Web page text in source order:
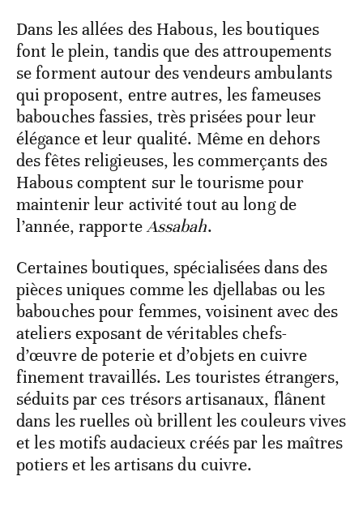
Dans les allées des Habous, les boutiques
font le plein, tandis que des attroupements
se forment autour des vendeurs ambulants
qui proposent, entre autres, les fameuses
babouches fassies, très prisées pour leur
élégance et leur qualité. Même en dehors
des fêtes religieuses, les commerçants des
Habous comptent sur le tourisme pour
maintenir leur activité tout au long de
l’année, rapporteAssabah.
Certaines boutiques, spécialisées dans des
pièces uniques comme les djellabas ou les
babouches pour femmes, voisinent avec des
ateliers exposant de véritables chefs-
d’œuvre de poterie et d’objets en cuivre
finement travaillés. Les touristes étrangers,
séduits par ces trésors artisanaux, flânent
dans les ruelles où brillent les couleurs vives
et les motifs audacieux créés par les maîtres
potiers et les artisans du cuivre.